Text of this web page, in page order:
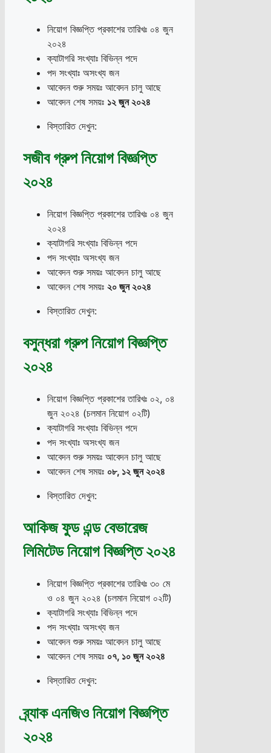
নিয়োগ বিজ্ঞপ্তি প্রকাশের তারিখঃ ০৪ জুন
২০২৪
ক্যাটাগরি সংখ্যাঃ বিভিন্ন পদে
পদ সংখ্যাঃ অসংখ্য জন
আবেদন শুরু সময়ঃ আবেদন চালু আছে
আবেদন শেষ সময়ঃ ১২ জুন ২০২৪
বিস্তারিত দেখুন:
সজীব গ্রুপ নিয়োগ বিজ্ঞপ্তি
২০২৪
নিয়োগ বিজ্ঞপ্তি প্রকাশের তারিখঃ ০৪ জুন
২০২৪
ক্যাটাগরি সংখ্যাঃ বিভিন্ন পদে
পদ সংখ্যাঃ অসংখ্য জন
আবেদন শুরু সময়ঃ আবেদন চালু আছে
আবেদন শেষ সময়ঃ ২০ জুন ২০২৪
বিস্তারিত দেখুন:
বসুন্ধরা গ্রুপ নিয়োগ বিজ্ঞপ্তি
২০২৪
নিয়োগ বিজ্ঞপ্তি প্রকাশের তারিখঃ ০২, ০৪
জুন ২০২৪ (চলমান নিয়োগ ০২টি)
ক্যাটাগরি সংখ্যাঃ বিভিন্ন পদে
পদ সংখ্যাঃ অসংখ্য জন
আবেদন শুরু সময়ঃ আবেদন চালু আছে
আবেদন শেষ সময়ঃ ০৮, ১২ জুন ২০২৪
বিস্তারিত দেখুন:
আকিজ ফুড এন্ড বেভারেজ
লিমিটেড নিয়োগ বিজ্ঞপ্তি ২০২৪
নিয়োগ বিজ্ঞপ্তি প্রকাশের তারিখঃ ৩০ মে
ও ০৪ জুন ২০২৪ (চলমান নিয়োগ ০২টি)
ক্যাটাগরি সংখ্যাঃ বিভিন্ন পদে
পদ সংখ্যাঃ অসংখ্য জন
আবেদন শুরু সময়ঃ আবেদন চালু আছে
আবেদন শেষ সময়ঃ ০৭, ১০ জুন ২০২৪
বিস্তারিত দেখুন:
ব্র্যাক এনজিও নিয়োগ বিজ্ঞপ্তি
২০২৪